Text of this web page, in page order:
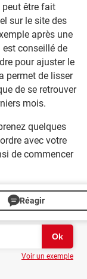
peut être fait
sur le site des
après une
conseillé de
pour ajuster le
permet de lisser
de se retrouver
mois.
quelques
avec votre
de commencer
Réagir
Voir un exemple